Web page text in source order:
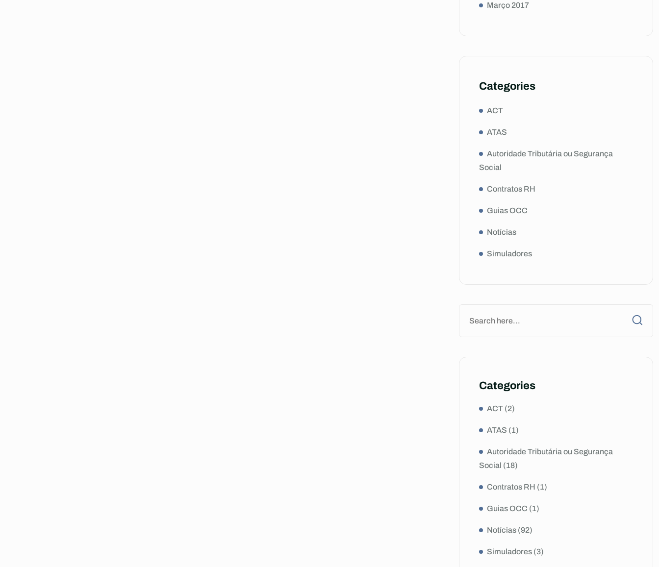
Março 2017
Categories
ACT
ATAS
Autoridade Tributária ou Segurança
Social
Contratos RH
Guias OCC
Notícias
Simuladores
Categories
ACT (2)
ATAS (1)
Autoridade Tributária ou Segurança
Social (18)
Contratos RH (1)
Guias OCC (1)
Notícias (92)
Simuladores (3)